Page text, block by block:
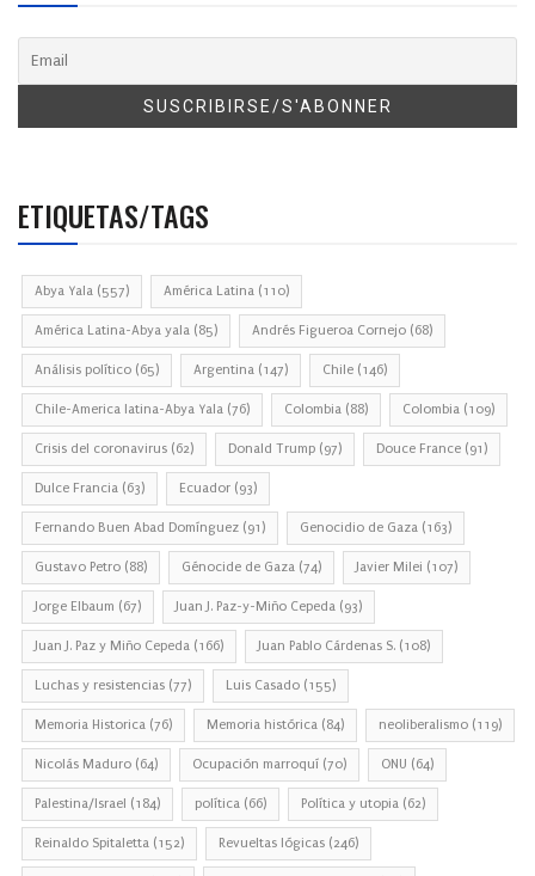
ETIQUETAS/TAGS
Abya Yala (557) América Latina (110)
América Latina-Abya yala (85) Andrés Figueroa Cornejo (68)
Análisis político (65) Argentina (147) Chile (146)
Chile-America latina-Abya Yala (76) Colombia (88) Colombia (109)
Crisis del coronavirus (62) Donald Trump (97) Douce France (91)
Dulce Francia (63) Ecuador (93)
Fernando Buen Abad Domínguez (91) Genocidio de Gaza (163)
Gustavo Petro (88) Génocide de Gaza (74) Javier Milei (107)
Jorge Elbaum (67) Juan J. Paz-y-Miño Cepeda (93)
Juan J. Paz y Miño Cepeda (166) Juan Pablo Cárdenas S. (108)
Luchas y resistencias (77) Luis Casado (155)
Memoria Historica (76) Memoria histórica (84) neoliberalismo (119)
Nicolás Maduro (64) Ocupación marroquí (70) ONU (64)
Palestina/Israel (184) política (66) Política y utopia (62)
Reinaldo Spitaletta (152) Revueltas lógicas (246)